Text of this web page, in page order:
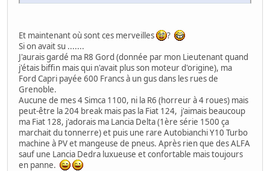
Et maintenant où sont ces merveilles
?
Si on avait su .......
J'aurais gardé ma R8 Gord (donnée par mon Lieutenant quand
j'étais biffin mais qui n'avait plus son moteur d'origine), ma
Ford Capri payée 600 Francs à un gus dans les rues de
Grenoble.
Aucune de mes 4 Simca 1100, ni la R6 (horreur à 4 roues) mais
peut-être la 204 break mais pas la Fiat 124, j'aimais beaucoup
ma Fiat 128, j'adorais ma Lancia Delta (1ère série 1500 ça
marchait du tonnerre) et puis une rare Autobianchi Y10 Turbo
machine à PV et mangeuse de pneus. Après rien que des ALFA
sauf une Lancia Dedra luxueuse et confortable mais toujours
en panne.